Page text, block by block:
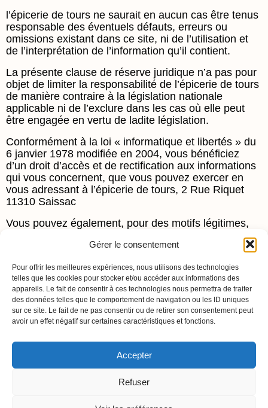
Gérer le consentement
Pour offrir les meilleures expériences, nous utilisons des technologies
telles que les cookies pour stocker et/ou accéder aux informations des
appareils. Le fait de consentir à ces technologies nous permettra de traiter
des données telles que le comportement de navigation ou les ID uniques
sur ce site. Le fait de ne pas consentir ou de retirer son consentement peut
avoir un effet négatif sur certaines caractéristiques et fonctions.
Accepter
Refuser
l’épicerie de tours ne saurait en aucun cas être tenus
responsable des éventuels défauts, erreurs ou
omissions existant dans ce site, ni de l’utilisation et
de l’interprétation de l’information qu’il contient.
La présente clause de réserve juridique n’a pas pour
objet de limiter la responsabilité de l’épicerie de tours
de manière contraire à la législation nationale
applicable ni de l’exclure dans les cas où elle peut
être engagée en vertu de ladite législation.
Conformément à la loi « informatique et libertés » du
6 janvier 1978 modifiée en 2004, vous bénéficiez
d’un droit d’accès et de rectification aux informations
qui vous concernent, que vous pouvez exercer en
vous adressant à l’épicerie de tours, 2 Rue Riquet
11310 Saissac
Vous pouvez également, pour des motifs légitimes,
LES PETITS PAINS
D’EDITH
26 Rue de l’Ancienne
Forge,